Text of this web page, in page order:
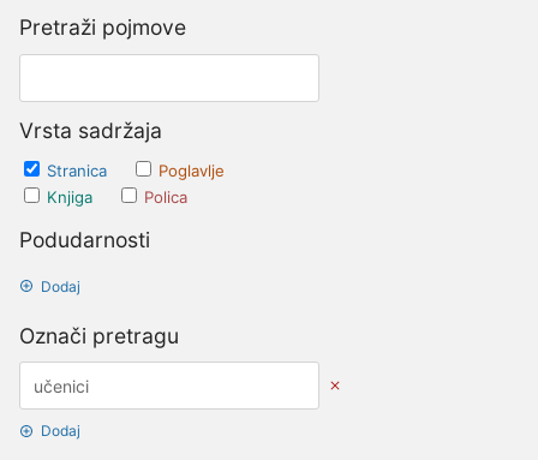
Pretraži pojmove
Vrsta sadržaja
Stranica
Poglavlje
Knjiga
Polica
Podudarnosti
Dodaj
Označi pretragu
Dodaj